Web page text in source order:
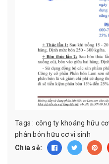
Tags : công ty khoáng hữu cơ
phân bón hữu cơ vi sinh
Chia sẻ: